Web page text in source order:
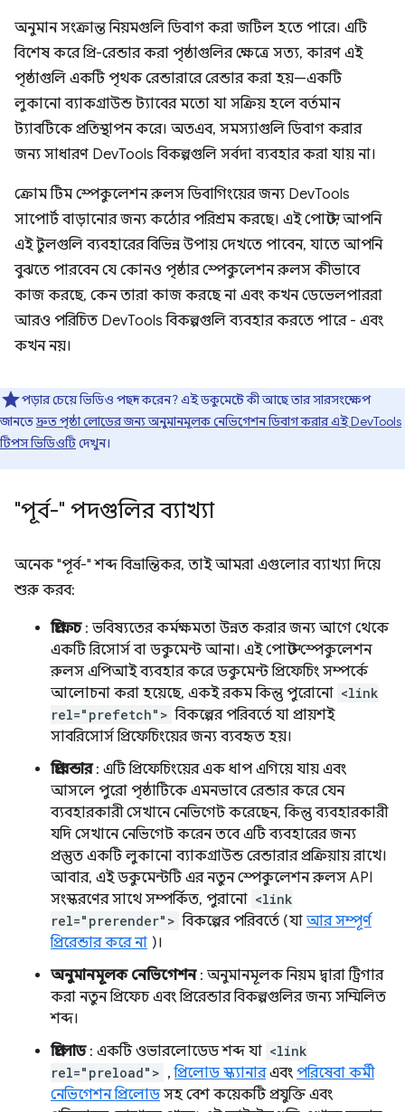
অনুমান সংক্রান্ত নিয়মগুলি ডিবাগ করা জটিল হতে পারে। এটি
বিশেষ করে প্রি-রেন্ডার করা পৃষ্ঠাগুলির ক্ষেত্রে সত্য, কারণ এই
পৃষ্ঠাগুলি একটি পৃথক রেন্ডারারে রেন্ডার করা হয়—একটি
লুকানো ব্যাকগ্রাউন্ড ট্যাবের মতো যা সক্রিয় হলে বর্তমান
ট্যাবটিকে প্রতিস্থাপন করে। অতএব, সমস্যাগুলি ডিবাগ করার
জন্য সাধারণ DevTools বিকল্পগুলি সর্বদা ব্যবহার করা যায় না।
ক্রোম টিম স্পেকুলেশন রুলস ডিবাগিংয়ের জন্য DevTools
সাপোর্ট বাড়ানোর জন্য কঠোর পরিশ্রম করছে। এই পোস্টে, আপনি
এই টুলগুলি ব্যবহারের বিভিন্ন উপায় দেখতে পাবেন, যাতে আপনি
বুঝতে পারবেন যে কোনও পৃষ্ঠার স্পেকুলেশন রুলস কীভাবে
কাজ করছে, কেন তারা কাজ করছে না এবং কখন ডেভেলপাররা
আরও পরিচিত DevTools বিকল্পগুলি ব্যবহার করতে পারে - এবং
কখন নয়।
পড়ার চেয়ে ভিডিও পছন্দ করেন? এই ডকুমেন্টে কী আছে তার সারসংক্ষেপ
জানতেদ্রুত পৃষ্ঠা লোডের জন্য অনুমানমূলক নেভিগেশন ডিবাগ করার এই DevTools
টিপস ভিডিওটিদেখুন।
"পূর্ব-" পদগুলির ব্যাখ্যা
অনেক "পূর্ব-" শব্দ বিভ্রান্তিকর, তাই আমরা এগুলোর ব্যাখ্যা দিয়ে
শুরু করব:
প্রিফেচ: ভবিষ্যতের কর্মক্ষমতা উন্নত করার জন্য আগে থেকে
একটি রিসোর্স বা ডকুমেন্ট আনা। এই পোস্টে স্পেকুলেশন
রুলস এপিআই ব্যবহার করে ডকুমেন্ট প্রিফেচিং সম্পর্কে
আলোচনা করা হয়েছে, একই রকম কিন্তু পুরোনো <link
rel="prefetch"> বিকল্পের পরিবর্তে যা প্রায়শই
সাবরিসোর্স প্রিফেচিংয়ের জন্য ব্যবহৃত হয়।
প্রিরেন্ডার: এটি প্রিফেচিংয়ের এক ধাপ এগিয়ে যায় এবং
আসলে পুরো পৃষ্ঠাটিকে এমনভাবে রেন্ডার করে যেন
ব্যবহারকারী সেখানে নেভিগেট করেছেন, কিন্তু ব্যবহারকারী
যদি সেখানে নেভিগেট করেন তবে এটি ব্যবহারের জন্য
প্রস্তুত একটি লুকানো ব্যাকগ্রাউন্ড রেন্ডারার প্রক্রিয়ায় রাখে।
আবার, এই ডকুমেন্টটি এর নতুন স্পেকুলেশন রুলস API
সংস্করণের সাথে সম্পর্কিত, পুরানো <link
rel="prerender"> বিকল্পের পরিবর্তে (যা আর সম্পূর্ণ
প্রিরেন্ডার করে না )।
অনুমানমূলক নেভিগেশন: অনুমানমূলক নিয়ম দ্বারা ট্রিগার
করা নতুন প্রিফেচ এবং প্রিরেন্ডার বিকল্পগুলির জন্য সম্মিলিত
শব্দ।
প্রিলোড: একটি ওভারলোডেড শব্দ যা <link
rel="preload"> ,প্রিলোড স্ক্যানারএবং পরিষেবা কর্মী
নেভিগেশন প্রিলোডসহ বেশ কয়েকটি প্রযুক্তি এবং